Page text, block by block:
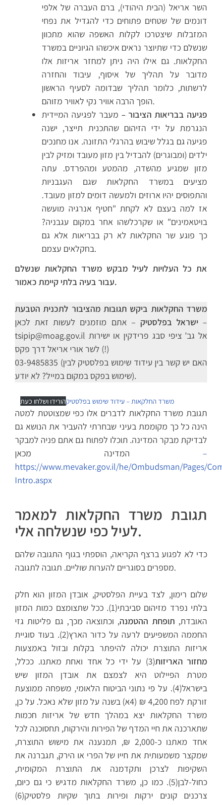
השר אריאל (הבית היהודי), ברם העברה של אלפי
דונמים של שטחים פתוחים כדי להגדיל את נפחי
המזבלות שיצטרכו לקלות האשפה שהוא מתכוון
שנשלם כדי שתיוצר נראים איכשהו הגיוניים במשרד
החקלאות. גם אילו היה ניתן למחזר אריזות אלו
מדובר על תהליך של איסוף, עיבוד והחזרה
לרשתות, כלומר תהליך שבדומה לסעיף הראשון
הופך הרבה אוויר נקי לאוויר מזוהם.
פגיעה בבריאות הציבור – מעבר לפגיעה המיידית
הנגרמת על ידי הזיהום שהתכנית תייצר, ישנה
פגיעה גם בגלל שיבוש בהרגלי התזונה. אנו מחנכים
ילדים (ומבוגרים) להבדיל בין מזון מעובד ומזיק לבין
מזון שמגיע מהשדה, מהמטע ומהפרדס. עתה
מציעים במשרד החקלאות שגם העגבניות
והתפוסים יהיו ארוזים ולמעשה דומים למזון מעובד.
אז למה בעצם לא לקחת "חטיף אנרגיה מועשה
בויטאמינים" או שקרכלשהו אחר במקום עגבניה?
כך פוגע שר החקלאות לא רק בבריאות אלא גם
בחקלאים עצמם.
את כל העלויות לעיל מבקש משרד החקלאות שנשלם
עבור בעיה בלתי קיימת כאמור.
משרד החקלאות ביקש תגובות מהציבור לתכנית הטבעת
ישראל בפלסטיק – אתם מוזמנים לעשות זאת לכאן –
tsipip@moag.gov.il אל גב' ציפי סבג פרידקין או ישירות
לשר אורי אריאל דרך פקס (!)
03-9485835 (האם יש קשר בין עידוד שימוש בפלסטיק לבין
שימוש בפקס במקום במייל? לא יודע).
משרד החלקאות – עידוד שימוש בפלסטיקהורידו ושלחו כעת
תגובת משרד החקלאות לדברים אלו כפי שמצוטטת למטה
הינה כל כך מקוממת בעיני שבחרתי להעביר את הנושא גם
לבדיקת מבקר המדינה. תוכלו לפתוח גם אתם פניה למבקר
–
https://www.mevaker.gov.il/he/Ombudsman/Pages/
Intro.aspx
תגובת משרד החקלאות למאמר
לעיל כפי שנשלחה אלי.
כדי לא לפגוע ברצף הקריאה, הוספתי בגוף התגובה שלהם
מספרים בסוגריים להערות שוליים. תגובה לתגובה.
שלום רימון, לצד בעיית הפלסטיק, אובדן המזון הוא חלק
בלתי נפרד מזיהום סביבתי(1). ככל שתצומצם כמות המזון
האובדת, תופחת ההטמנה, וכתוצאה מכך, גם פליטות גזי
החממה המשפיעים לרעה על כדור הארץ(2). בעוד סוגיית
אריזות התוצרת יכולה להיפתר בקלות ובזול באמצעות
מחזור האריזות
(3) על ידי כל אחד ואחת מאתנו. ככלל,
מטרת הפיילוט היא לצמצם את אובדן המזון שיש
בישראל(4). על פי נתוני הביטוח הלאומי, משפחה ממוצעת
זורקת לפח 4,200 ₪ (4א) בשנה על מזון שלא נאכל. על כן,
משרד החקלאות יצא במהלך חדש של אריזות חכמות
שתארכנה את חיי המדף של הפירות והירקות, תחסוכנה לכל
אחד מאתנו כ-2,000 ₪, תמנענה את מישוש התוצרת,
שמקצר משמעותית את חייו של הפרי או הירק, תגברנה את
השקיפות לצרכן ותקדמנה את התוצרת המקומית,
כחול-לבן(5). כמו כן, משרד החקלאות מדגיש כי גם כיום,
צרכנים קונים ירקות ופירות בתוך שקיות פלסטיק(6)